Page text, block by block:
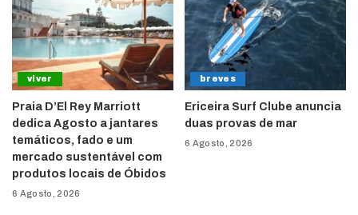
viver
Praia D’El Rey Marriott
dedica Agosto a jantares
temáticos, fado e um
mercado sustentável com
produtos locais de Óbidos
6 Agosto, 2026
breves
Ericeira Surf Clube anuncia
duas provas de mar
6 Agosto, 2026